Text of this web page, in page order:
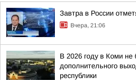
Завтра в России
Вчера, 21:06
В 2026 году в Коми не
дополнительного
республики